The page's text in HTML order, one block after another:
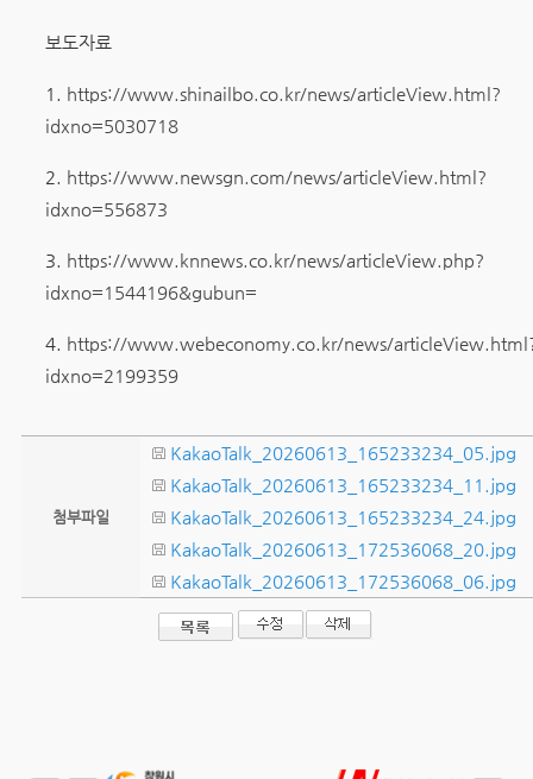
보도자료
1. https://www.shinailbo.co.kr/news/articleView.html?
idxno=5030718
2. https://www.newsgn.com/news/articleView.html?
idxno=556873
3. https://www.knnews.co.kr/news/articleView.php?
idxno=1544196&gubun=
4. https://www.webeconomy.co.kr/news/
idxno=2199359
첨부파일
KakaoTalk_20260613_165233234_05.jpg
KakaoTalk_20260613_165233234_11.jpg
KakaoTalk_20260613_165233234_24.jpg
KakaoTalk_20260613_172536068_20.jpg
KakaoTalk_20260613_172536068_06.jpg